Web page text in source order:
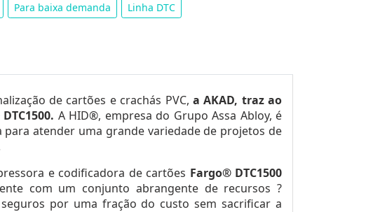
Para baixa demanda Linha DTC
de cartões e crachás PVC, a AKAD, traz ao
A HID®, empresa do Grupo Assa Abloy, é
atender uma grande variedade de projetos de
e codificadora de cartões Fargo® DTC1500
com um conjunto abrangente de recursos ?
por uma fração do custo sem sacrificar a